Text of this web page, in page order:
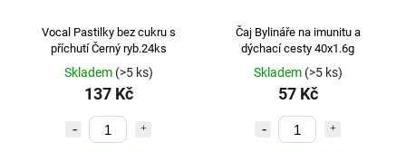
Vocal Pastilky bez cukru s
příchutí Černý ryb.24ks
Skladem (>5 ks)
137 Kč
Čaj Bylináře na imunitu a
dýchací cesty 40x1.6g
Skladem (>5 ks)
57 Kč